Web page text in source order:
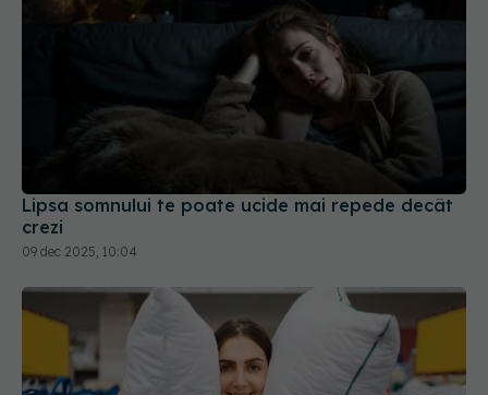
Lipsa somnului te poate ucide mai repede decât
crezi
09 dec 2025, 10:04